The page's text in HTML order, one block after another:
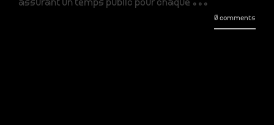
assurant un temps public pour chaque ...
0 comments